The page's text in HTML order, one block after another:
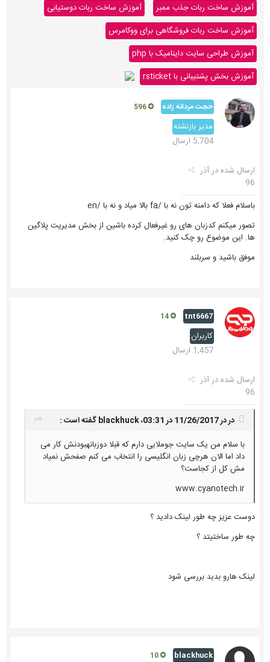
آموزش ساخت ربات جذب ممبر
آموزش ساخت ربات دوستیابی
آموزش ساخت ربات فروشگاهی برای ووکامرس
آموزش طراحی سایت داینامیک با php
آموزش بخش پشتیبانی با rsticket
حجت مردانه زاده
مدیر بازنشته
5,704 ارسال
ارسال شده درآذر
96
باسلام فعلا که دامنه تون نه با /fa بالا میاد و نه با /en
تصور میکنم کدزبان های رو غیرفعال کرده باشین از بخش مدیریت پلاگین
ها. این موضوع رو چک کنید.
موفق باشید و سربلند
tnt6667
کاربران
1,457 ارسال
ارسال شده درآذر
96
در در 11/26/2017 در 03:31، blackhuckگفته است :
با سلام من یک سایت جوملایی دارم که قبلا دوزبانهبودنش کار می
داد اما الان هرچی زبان انگلیسی را انتخاب می کنم صفحش نمیاد
مش کل از کجاست؟
www.cyanotech.ir
دوست عزیز چه طور لینک دادید ؟
چه طور ساختیتد ؟
لینک هارو بدید بررسی شود
blackhuck